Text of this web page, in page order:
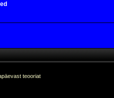
teooriat